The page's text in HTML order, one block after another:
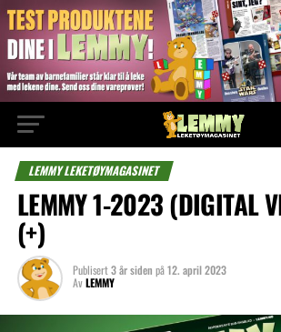
LEMMY LEKETØYMAGASINET
LEMMY 1-2023 (DIGITAL
(+)
Publisert3 år siden på12. april 2023
AvLEMMY